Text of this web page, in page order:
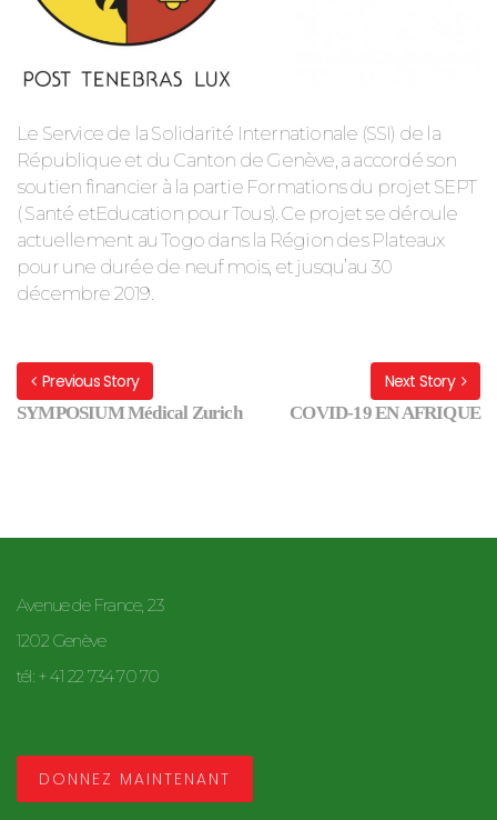
Le Service de la Solidarité Internationale (SSI) de la
République et du Canton de Genève, a accordé son
soutien financier à la partie Formations du projet SEPT
( Santé etEducation pour Tous). Ce projet se déroule
actuellement au Togo dans la Région des Plateaux
pour une durée de neuf mois, et jusqu’au 30
décembre 2019.
Previous Story
SYMPOSIUM Médical Zurich
Next Story
COVID-19 EN AFRIQUE
Avenue de France, 23
1202 Genève
tél: + 41 22 734 70 70
DONNEZ MAINTENANT